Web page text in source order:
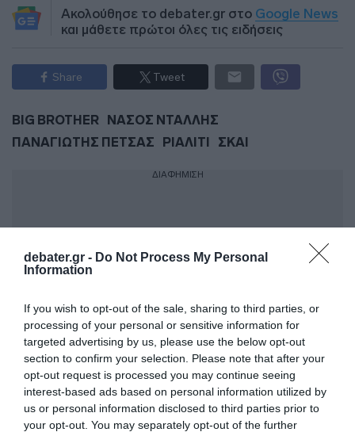
debater.gr - Do Not Process My Personal
Information
If you wish to opt-out of the sale, sharing to third parties, or
processing of your personal or sensitive information for
targeted advertising by us, please use the below opt-out
section to confirm your selection. Please note that after your
opt-out request is processed you may continue seeing
interest-based ads based on personal information utilized by
us or personal information disclosed to third parties prior to
your opt-out. You may separately opt-out of the further
Ακολούθησε το debater.gr στο Google News
και μάθετε πρώτοι όλες τις ειδήσεις
Share Tweet
BIG BROTHER
ΝΑΣΟΣ ΝΤΑΛΛΗΣ
ΠΑΝΑΓΙΩΤΗΣ ΠΕΤΣΑΣ
ΡΙΑΛΙΤΙ ΣΚΑΙ
ΔΙΑΦΗΜΙΣΗ
ΣΧΟΛΙΑ